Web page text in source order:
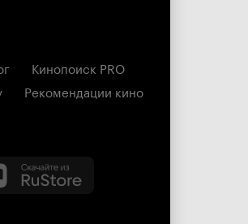
Кинопоиск PRO
Рекомендации кино